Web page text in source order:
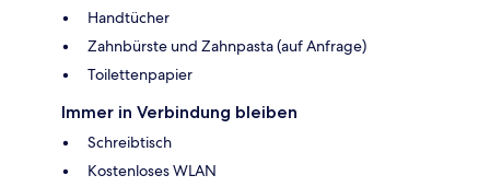
Handtücher
Zahnbürste und Zahnpasta (auf Anfrage)
Toilettenpapier
Immer in Verbindung bleiben
Schreibtisch
Kostenloses WLAN